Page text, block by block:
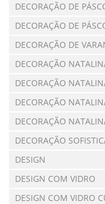
DECORAÇÃO DE
DECORAÇÃO DE
DECORAÇÃO DE
DECORAÇÃO
DECORAÇÃO
DECORAÇÃO
DECORAÇÃO
DECORAÇÃO
DESIGN
DESIGN COM VIDRO
DESIGN COM VIDRO